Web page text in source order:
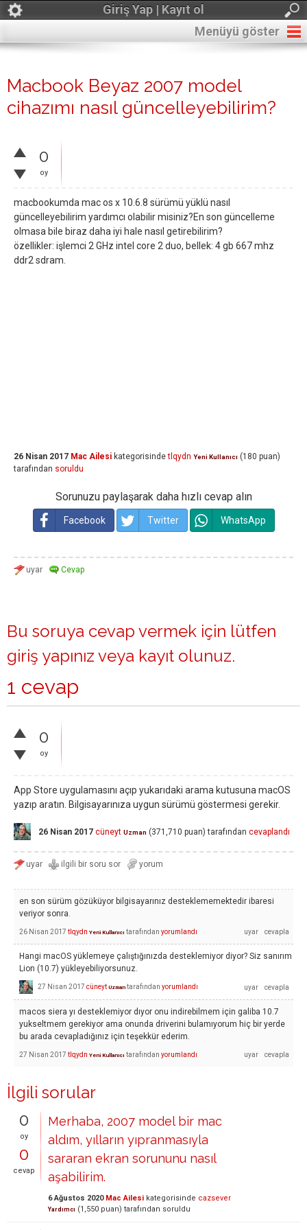
Giriş Yap | Kayıt ol
Menüyü göster
Macbook Beyaz 2007 model
cihazımı nasıl güncelleyebilirim?
0
oy
macbookumda mac os x 10.6.8 sürümü yüklü nasıl
güncelleyebilirim yardımcı olabilir misiniz?En son güncelleme
olmasa bile biraz daha iyi hale nasıl getirebilirim?
özellikler: işlemci 2 GHz intel core 2 duo, bellek: 4 gb 667 mhz
ddr2 sdram.
26 Nisan 2017 Mac Ailesi kategorisinde tlqydn Yeni Kullanıcı (180 puan)
tarafından soruldu
Sorunuzu paylaşarak daha hızlı cevap alın
Facebook Twitter WhatsApp
Bu soruya cevap vermek için lütfen
giriş yapınız veya kayıt olunuz.
1 cevap
0
oy
App Store uygulamasını açıp yukarıdaki arama kutusuna macOS
yazıp aratın. Bilgisayarınıza uygun sürümü göstermesi gerekir.
26 Nisan 2017 cüneyt Uzman (371,710 puan) tarafından cevaplandı
en son sürüm gözüküyor bilgisayarınız desteklememektedir ibaresi
veriyor sonra.
26 Nisan 2017 tlqydn Yeni Kullanıcı tarafından yorumlandı
Hangi macOS yüklemeye çalıştığınızda desteklemiyor diyor? Siz sanırım
Lion (10.7) yükleyebiliyorsunuz.
27 Nisan 2017 cüneyt Uzman tarafından yorumlandı
macos siera yı desteklemiyor dıyor onu indirebilmem için galiba 10.7
yukseltmem gerekiyor ama onunda driverini bulamıyorum hiç bir yerde
bu arada cevapladığınız için teşekkür ederim.
27 Nisan 2017 tlqydn Yeni Kullanıcı tarafından yorumlandı
İlgili sorular
0
oy
0
cevap
Merhaba, 2007 model bir mac
aldım, yılların yıpranmasıyla
sararan ekran sorununu nasıl
aşabilirim.
6 Ağustos 2020 Mac Ailesi kategorisinde cazsever
Yardımcı (1,550 puan) tarafından soruldu